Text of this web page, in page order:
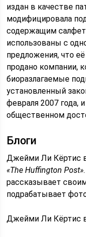
издан в качестве
модифицировала
содержащим
использованы с
предложения, что
продано компании,
биоразлагаемые
установленный
февраля 2007 года,
общественном
Блоги
Джейми Ли Кёртис
«The Huffington Post»
рассказывает
подрабатывает
Джейми Ли Кёртис в